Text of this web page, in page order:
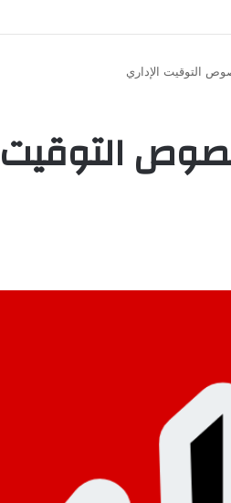
التوقيت الإداري
التوقيت